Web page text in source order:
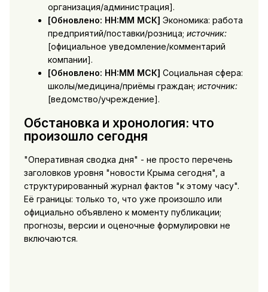
организация/администрация].
[Обновлено: HH:MM МСК] Экономика: работа
предприятий/поставки/розница; источник:
[официальное уведомление/комментарий
компании].
[Обновлено: HH:MM МСК] Социальная сфера:
школы/медицина/приёмы граждан; источник:
[ведомство/учреждение].
Обстановка и хронология: что
произошло сегодня
"Оперативная сводка дня" - не просто перечень
заголовков уровня "новости Крыма сегодня", а
структурированный журнал фактов "к этому часу".
Её границы: только то, что уже произошло или
официально объявлено к моменту публикации;
прогнозы, версии и оценочные формулировки не
включаются.